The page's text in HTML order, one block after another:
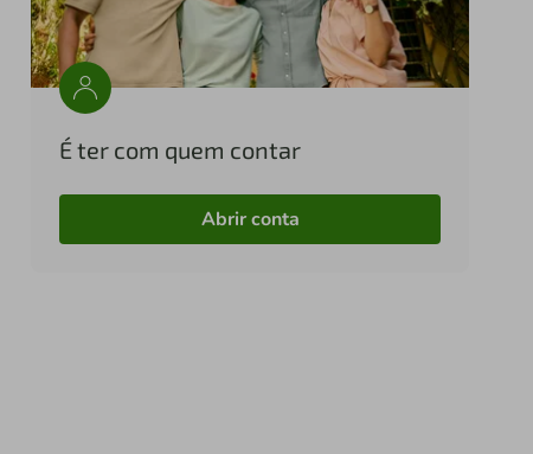
É ter com quem contar
Abrir conta